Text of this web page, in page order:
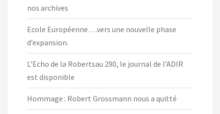
nos archives
Ecole Européenne….vers une nouvelle phase
d’expansion.
L’Echo de la Robertsau 290, le journal de l’ADIR
est disponible
Hommage : Robert Grossmann nous a quitté